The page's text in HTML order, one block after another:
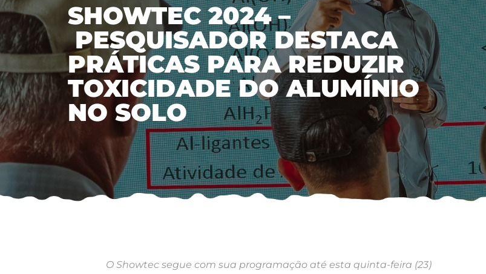
SHOWTEC 2024 –
PESQUISADOR DESTACA
PRÁTICAS PARA REDUZIR
TOXICIDADE DO ALUMÍNIO
NO SOLO
O Showtec segue com sua programação até esta quinta-feira (23)